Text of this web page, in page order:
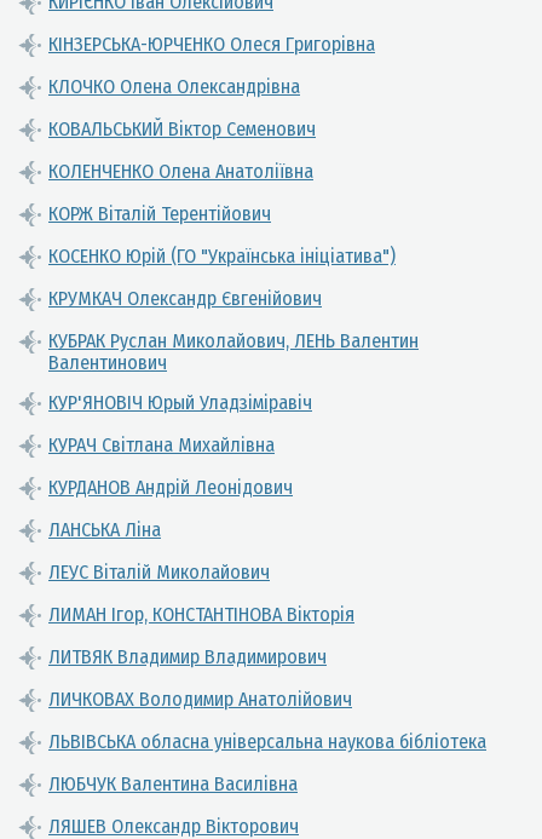
КІНЗЕРСЬКА-ЮРЧЕНКО Олеся Григорівна
КЛОЧКО Олена Олександрівна
КОВАЛЬСЬКИЙ Віктор Семенович
КОЛЕНЧЕНКО Олена Анатоліївна
КОРЖ Віталій Терентійович
КОСЕНКО Юрій (ГО "Українська ініціатива")
КРУМКАЧ Олександр Євгенійович
КУБРАК Руслан Миколайович, ЛЕНЬ Валентин
Валентинович
КУР'ЯНОВІЧ Юрый Уладзіміравіч
КУРАЧ Світлана Михайлівна
КУРДАНОВ Андрій Леонідович
ЛАНСЬКА Ліна
ЛЕУС Віталій Миколайович
ЛИМАН Ігор, КОНСТАНТІНОВА Вікторія
ЛИТВЯК Владимир Владимирович
ЛИЧКОВАХ Володимир Анатолійович
ЛЬВІВСЬКА обласна універсальна наукова бібліотека
ЛЮБЧУК Валентина Василівна
ЛЯШЕВ Олександр Вікторович